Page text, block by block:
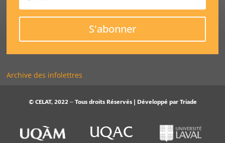
S'abonner
Archive des infolettres
© CELAT, 2022 – Tous droits Réservés | Développé parTriade